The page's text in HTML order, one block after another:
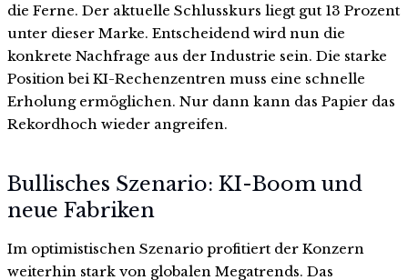
die Ferne. Der aktuelle Schlusskurs liegt gut 13 Prozent
unter dieser Marke. Entscheidend wird nun die
konkrete Nachfrage aus der Industrie sein. Die starke
Position bei KI-Rechenzentren muss eine schnelle
Erholung ermöglichen. Nur dann kann das Papier das
Rekordhoch wieder angreifen.
Bullisches Szenario: KI-Boom und
neue Fabriken
Im optimistischen Szenario profitiert der Konzern
weiterhin stark von globalen Megatrends. Das